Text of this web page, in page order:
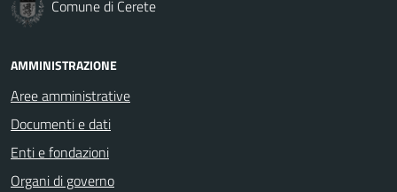
Comune di Cerete
AMMINISTRAZIONE
Aree amministrative
Documenti e dati
Enti e fondazioni
Organi di governo